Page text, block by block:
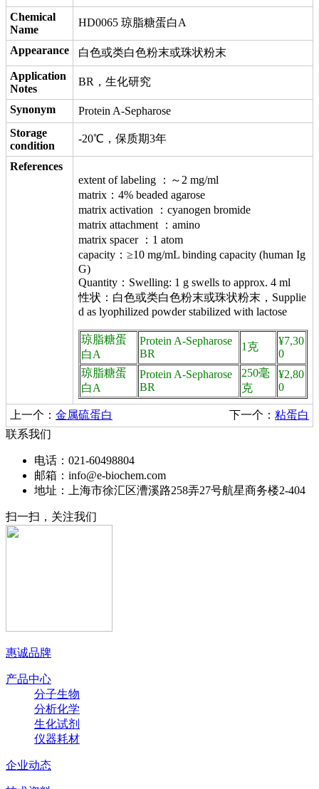
Chemical
Name
HD0065 琼脂糖蛋白A
Appearance
白色或类白色粉末或珠状粉末
Application
Notes
BR，生化研究
Synonym
Protein A-Sepharose
Storage
condition
-20℃，保质期3年
References
extent of labeling ：～2 mg/ml
matrix：4% beaded agarose
matrix activation ：cyanogen bromide
matrix attachment ：amino
matrix spacer ：1 atom
capacity：≥10 mg/mL binding capacity (human Ig
G)
Quantity：Swelling: 1 g swells to approx. 4 ml
性状：白色或类白色粉末或珠状粉末，Supplie
d as lyophilized powder stabilized with lactose
琼脂糖蛋
白A
Protein A-Sepharose
BR
1克
¥7,30
0
琼脂糖蛋
白A
Protein A-Sepharose
BR
250毫
克
¥2,80
0
下一个： 粘蛋白
上一个： 金属硫蛋白
联系我们
电话：021-60498804
邮箱：info@e-biochem.com
地址：上海市徐汇区漕溪路258弄27号航星商务楼2-404
扫一扫，关注我们
惠诚品牌
产品中心
分子生物
分析化学
生化试剂
仪器耗材
企业动态